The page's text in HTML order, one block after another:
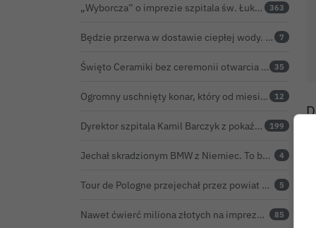
„Wyborcza” o imprezie szpitala św. Łukasza: kontrowersyjna gala dla pracowników 363
Będzie przerwa w dostawie ciepłej wody. ZEC Bolesławiec zapowiada prace remontowe 7
Święto Ceramiki bez ceremonii otwarcia na dworcu. Co z obietnicą prezydenta Bolesławca? 35
Ogromny uschnięty konar, który od miesięcy zagrażał ludziom w Bolesławcu, wycięty 12
Dyrektor szpitala Kamil Barczyk z pokaźnym majątkiem 199
Jechał skradzionym BMW z Niemiec. To był dopiero początek problemów 33-latka 4
Tour de Pologne przejechał przez powiat bolesławiecki. Zobacz wideo z Zebrzydowej 5
Nawet ćwierć miliona złotych na imprezę restauratora. BOK nie chce ujawnić kosztów przed Świętem Ceramiki 85